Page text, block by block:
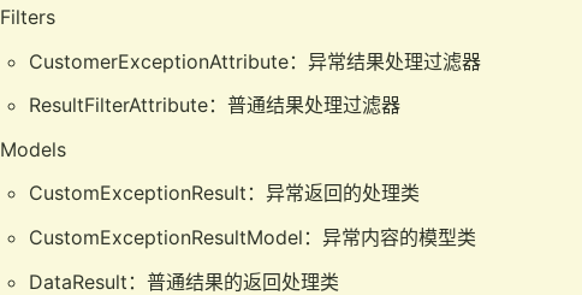
Filters
CustomerExceptionAttribute：异常结果处理过滤器
ResultFilterAttribute：普通结果处理过滤器
Models
CustomExceptionResult：异常返回的处理类
CustomExceptionResultModel：异常内容的模型类
DataResult：普通结果的返回处理类